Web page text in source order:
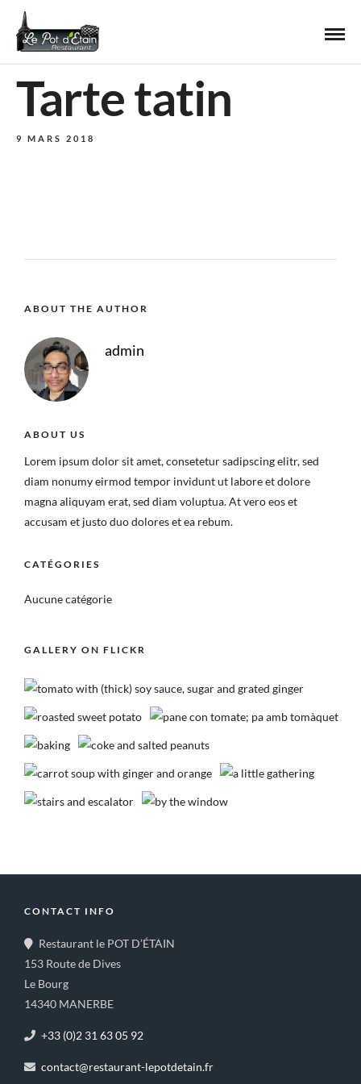
Tarte tatin
9 MARS 2018
ABOUT THE AUTHOR
admin
ABOUT US
Lorem ipsum dolor sit amet, consetetur sadipscing elitr, sed
diam nonumy eirmod tempor invidunt ut labore et dolore
magna aliquyam erat, sed diam voluptua. At vero eos et
accusam et justo duo dolores et ea rebum.
CATÉGORIES
Aucune catégorie
GALLERY ON FLICKR
CONTACT INFO
Restaurant le POT D’ÉTAIN
153 Route de Dives
Le Bourg
14340 MANERBE
+33 (0)2 31 63 05 92
contact@restaurant-lepotdetain.fr